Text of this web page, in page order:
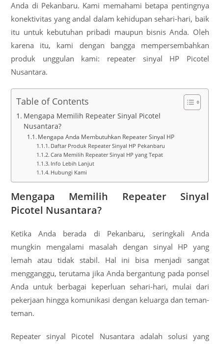
Anda di Pekanbaru. Kami memahami betapa pentingnya
konektivitas yang andal dalam kehidupan sehari-hari, baik
itu untuk kebutuhan pribadi maupun bisnis Anda. Oleh
karena itu, kami dengan bangga mempersembahkan
produk unggulan kami: repeater sinyal HP Picotel
Nusantara.
Table of Contents
Mengapa Memilih Repeater Sinyal Picotel
Nusantara?
Mengapa Anda Membutuhkan Repeater Sinyal HP
Daftar Produk Repeater Sinyal HP Pekanbaru
Cara Memilih Repeater Sinyal HP yang Tepat
Info Lebih Lanjut
Hubungi Kami
Mengapa Memilih Repeater Sinyal
Picotel Nusantara?
Ketika Anda berada di Pekanbaru, seringkali Anda
mungkin mengalami masalah dengan sinyal HP yang
lemah atau tidak stabil. Hal ini bisa menjadi sangat
mengganggu, terutama jika Anda bergantung pada ponsel
Anda untuk berbagai keperluan sehari-hari, mulai dari
pekerjaan hingga komunikasi dengan keluarga dan teman-
teman.
Repeater sinyal Picotel Nusantara adalah solusi yang